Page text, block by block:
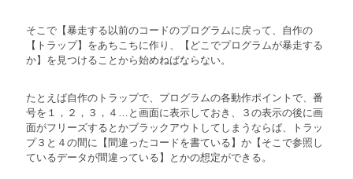
そこで【暴走する以前のコードのプログラムに戻って、自作の
【トラップ】をあちこちに作り、【どこでプログラムが暴走する
か】を見つけることから始めねばならない。
たとえば自作のトラップで、プログラムの各動作ポイントで、番
号を１，２，３，４…と画面に表示しておき、３の表示の後に画
面がフリーズするとかブラックアウトしてしまうならば、トラッ
プ３と４の間に【間違ったコードを書ている】か【そこで参照し
ているデータが間違っている】とかの想定ができる。